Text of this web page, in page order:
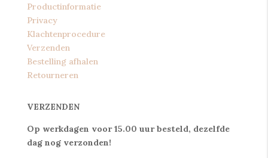
Productinformatie
Privacy
Klachtenprocedure
Verzenden
Bestelling afhalen
Retourneren
VERZENDEN
Op werkdagen voor 15.00 uur besteld, dezelfde
dag nog verzonden!